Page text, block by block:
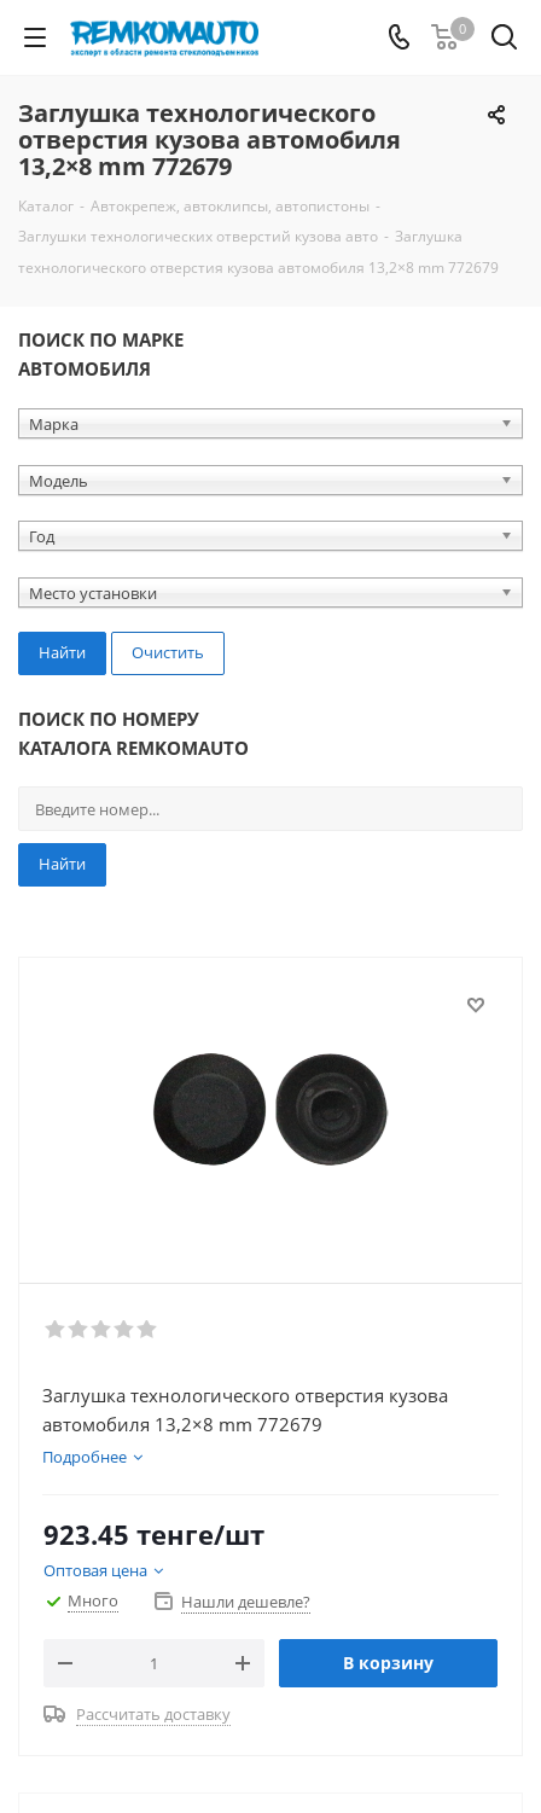
0
Заглушка технологического
отверстия кузова автомобиля
13,2×8 mm 772679
Каталог - Автокрепеж, автоклипсы, автопистоны -
Заглушки технологических отверстий кузова авто - Заглушка
технологического отверстия кузова автомобиля 13,2×8 mm 772679
ПОИСК ПО МАРКЕ
АВТОМОБИЛЯ
Марка
Модель
Год
Место установки
Найти Очистить
ПОИСК ПО НОМЕРУ
КАТАЛОГА REMKOMAUTO
Найти
Заглушка технологического отверстия кузова
автомобиля 13,2×8 mm 772679
Подробнее
923.45 тенге/шт
Оптовая цена
Много
Нашли дешевле?
В корзину
Рассчитать доставку